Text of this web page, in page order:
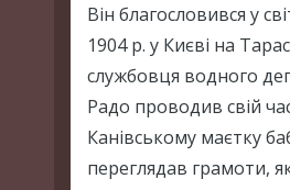
Він благословився у
1904 р. у Києві на
службовця водного
Радо проводив свій
Канівському маєтку
переглядав грамоти,